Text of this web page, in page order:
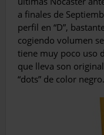
a finales de
perfil en “D”,
cogiendo volumen
tiene muy poco uso
que lleva son
“dots” de color negro.